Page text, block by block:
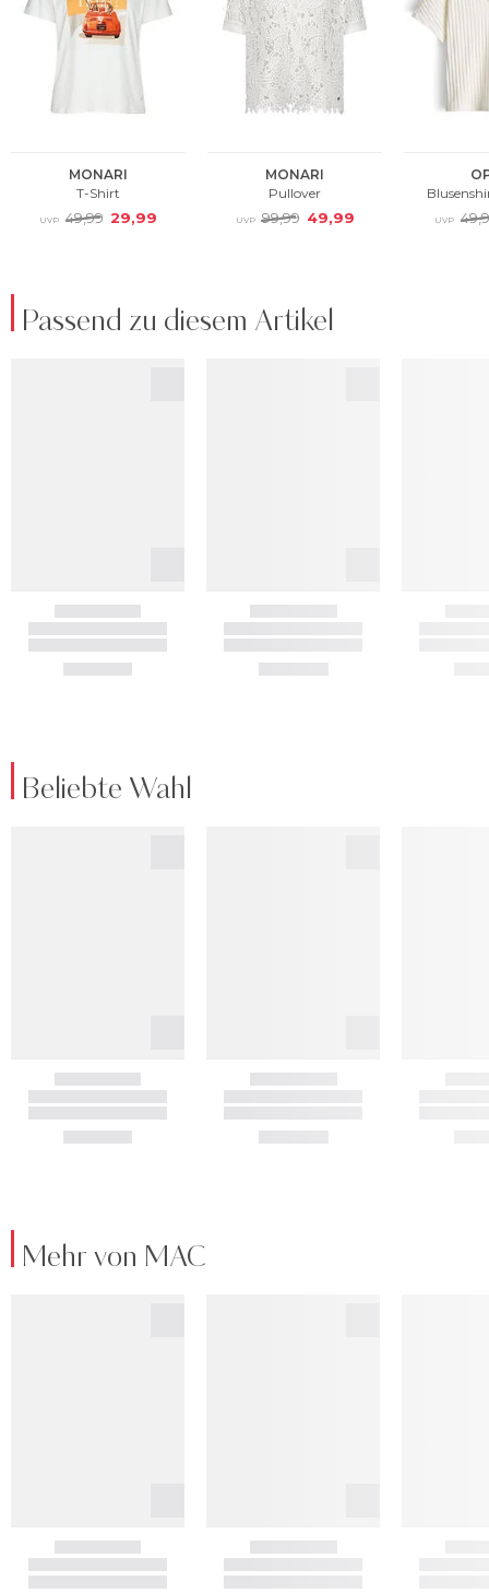
Passend zu diesem Artikel
Beliebte Wahl
Mehr von MAC